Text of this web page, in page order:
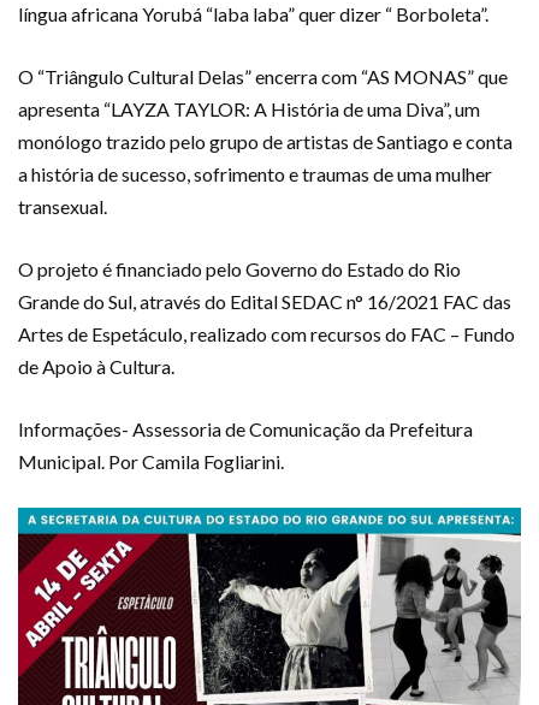
língua africana Yorubá “laba laba” quer dizer “ Borboleta”.
O “Triângulo Cultural Delas” encerra com “AS MONAS” que
apresenta “LAYZA TAYLOR: A História de uma Diva”, um
monólogo trazido pelo grupo de artistas de Santiago e conta
a história de sucesso, sofrimento e traumas de uma mulher
transexual.
O projeto é financiado pelo Governo do Estado do Rio
Grande do Sul, através do Edital SEDAC n° 16/2021 FAC das
Artes de Espetáculo, realizado com recursos do FAC – Fundo
de Apoio à Cultura.
Informações- Assessoria de Comunicação da Prefeitura
Municipal. Por Camila Fogliarini.